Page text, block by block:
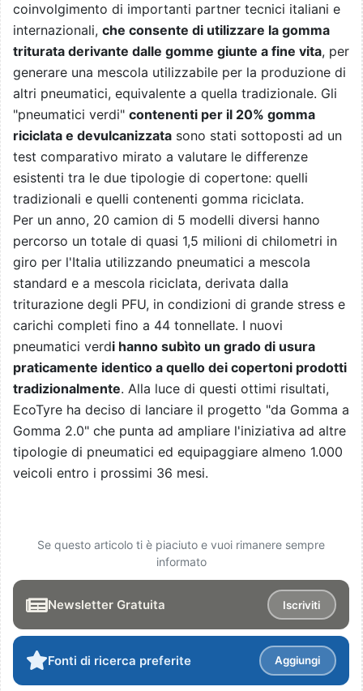
coinvolgimento di importanti partner tecnici italiani e
internazionali, che consente di utilizzare la gomma
triturata derivante dalle gomme giunte a fine vita, per
generare una mescola utilizzabile per la produzione di
altri pneumatici, equivalente a quella tradizionale. Gli
"pneumatici verdi" contenenti per il 20% gomma
riciclata e devulcanizzata sono stati sottoposti ad un
test comparativo mirato a valutare le differenze
esistenti tra le due tipologie di copertone: quelli
tradizionali e quelli contenenti gomma riciclata.
Per un anno, 20 camion di 5 modelli diversi hanno
percorso un totale di quasi 1,5 milioni di chilometri in
giro per l'Italia utilizzando pneumatici a mescola
standard e a mescola riciclata, derivata dalla
triturazione degli PFU, in condizioni di grande stress e
carichi completi fino a 44 tonnellate. I nuovi
pneumatici verdi hanno subìto un grado di usura
praticamente identico a quello dei copertoni prodotti
tradizionalmente. Alla luce di questi ottimi risultati,
EcoTyre ha deciso di lanciare il progetto "da Gomma a
Gomma 2.0" che punta ad ampliare l'iniziativa ad altre
tipologie di pneumatici ed equipaggiare almeno 1.000
veicoli entro i prossimi 36 mesi.
Se questo articolo ti è piaciuto e vuoi rimanere sempre
informato
Newsletter Gratuita Iscriviti
Fonti di ricerca preferite Aggiungi